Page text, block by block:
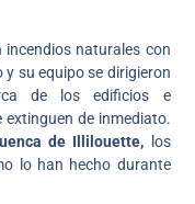
naturales con
y su equipo se dirigieron
de los edificios e
de inmediato.
de Illilouette, los
lo han hecho durante